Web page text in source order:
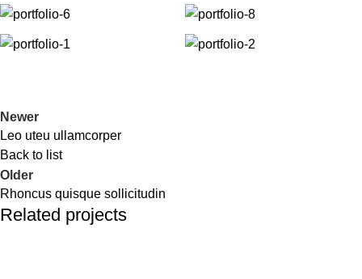
Newer
Leo uteu ullamcorper
Back to list
Older
Rhoncus quisque sollicitudin
Related projects